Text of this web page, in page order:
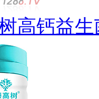
高钙益